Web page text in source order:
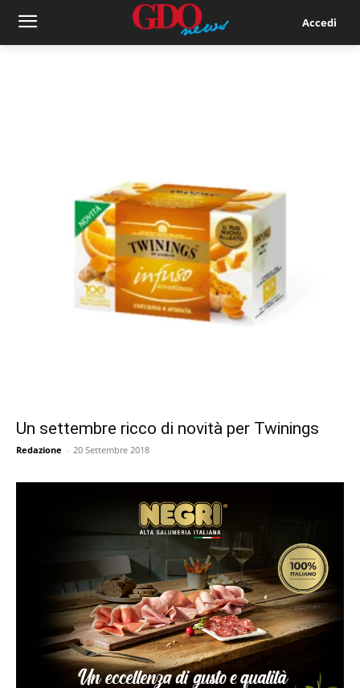
Accedi
Un settembre ricco di novità per Twinings
Redazione - 20 Settembre 2018